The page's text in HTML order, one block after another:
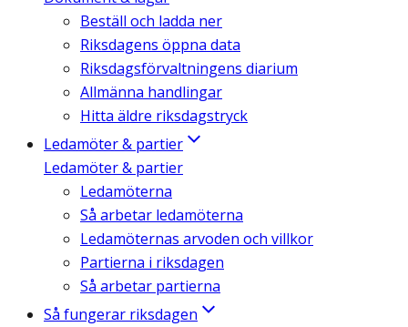
Beställ och ladda ner
Riksdagens öppna data
Riksdagsförvaltningens diarium
Allmänna handlingar
Hitta äldre riksdagstryck
Ledamöter & partier
Ledamöter & partier
Ledamöterna
Så arbetar ledamöterna
Ledamöternas arvoden och villkor
Partierna i riksdagen
Så arbetar partierna
Så fungerar riksdagen